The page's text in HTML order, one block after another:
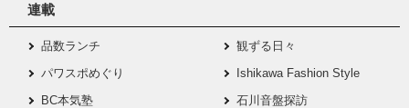
連載
品数ランチ
観ずる日々
パワスポめぐり
Ishikawa Fashion Style
BC本気塾
石川音盤探訪